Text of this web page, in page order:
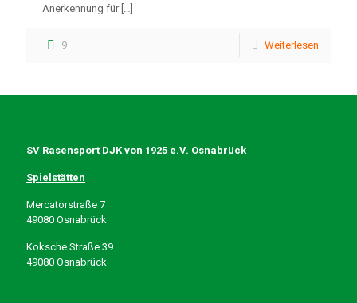
Anerkennung für[…]
9 Weiterlesen
SV Rasensport DJK von 1925 e.V. Osnabrück
Spielstätten
Mercatorstraße 7
49080 Osnabrück
Koksche Straße 39
49080 Osnabrück